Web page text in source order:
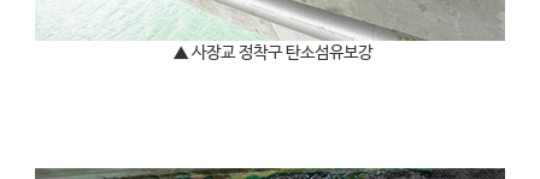
▲ 사장교 정착구 탄소섬유보강